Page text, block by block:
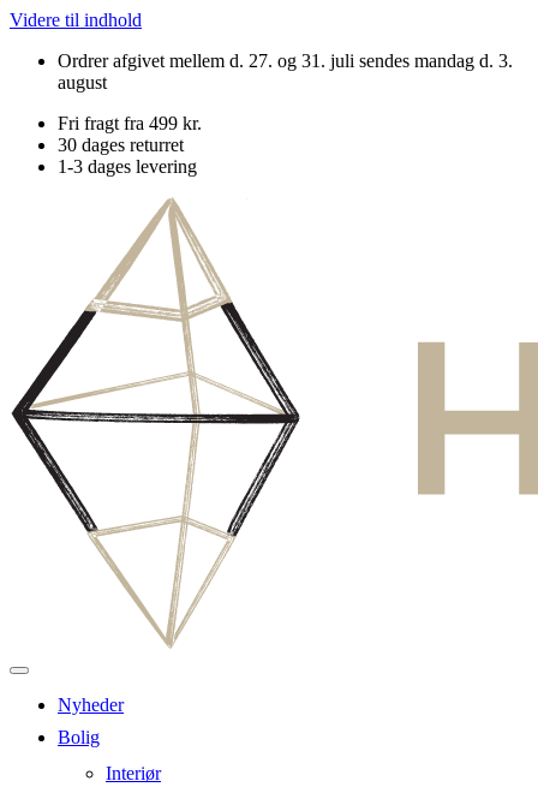
Videre til indhold
Ordrer afgivet mellem d. 27. og 31. juli sendes mandag d. 3.
august
Fri fragt fra 499 kr.
30 dages returret
1-3 dages levering
Nyheder
Bolig
Interiør